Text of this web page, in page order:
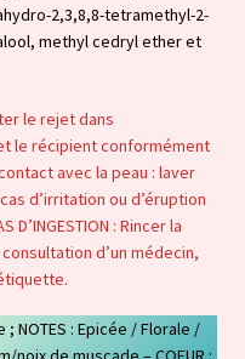
2,3,8,8-tetramethyl-2-
methyl cedryl ether et
le rejet dans
le récipient conformément
avec la peau : laver
d’irritation ou d’éruption
: Rincer la
d’un médecin,
NOTES : Epicée / Florale /